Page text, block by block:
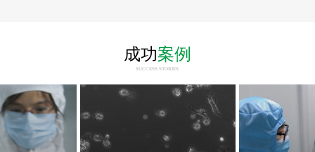
成功案例
SUCCESS STORIES